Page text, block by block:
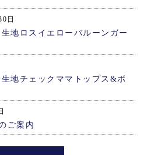
日
地ロスイエローバルーンガー
地チェックママトップス&ボ
ご案内